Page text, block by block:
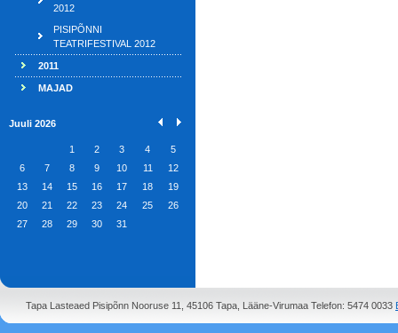
2012
PISIPÕNNI
TEATRIFESTIVAL 2012
2011
MAJAD
Juuli 2026
1 2 3 4
5
6
7 8 9 10 11
12
13
14 15 16 17 18
19
20
21 22 23 24 25
26
27
28 29 30 31
Tapa Lasteaed Pisipõnn Nooruse 11, 45106 Tapa, Lääne-Virumaa Telefon: 5474 0033